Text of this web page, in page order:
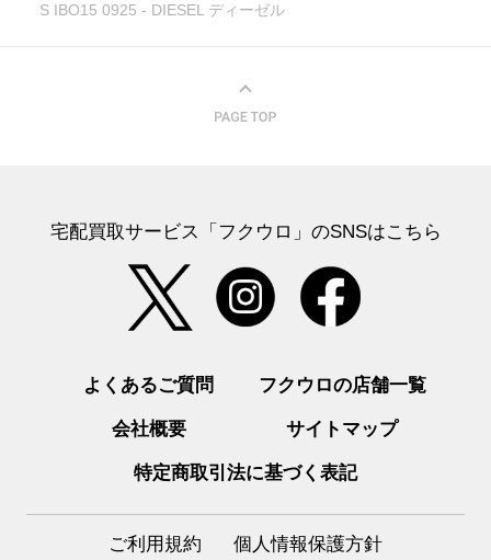
S IBO15 0925 - DIESEL ディーゼル
宅配買取サービス「フクウロ」のSNSはこちら
よくあるご質問 フクウロの店舗一覧
会社概要 サイトマップ
特定商取引法に基づく表記
ご利用規約 個人情報保護方針